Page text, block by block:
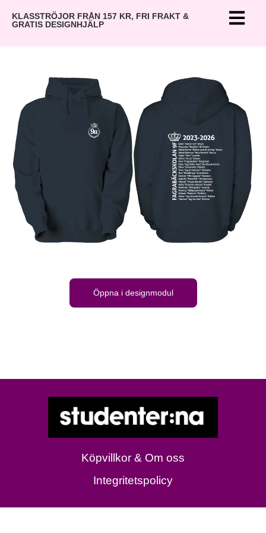
KLASSTRÖJOR FRÅN 157 KR, FRI FRAKT &
GRATIS DESIGNHJÄLP
Öppna i designmodul
Köpvillkor & Om oss
Integritetspolicy